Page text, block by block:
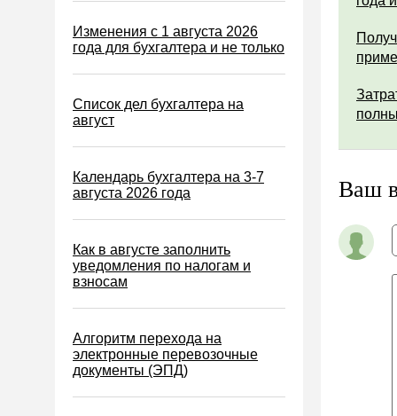
Водный налог
Экологический налог
Налог на игорный бизнес
Акцизы
Возврат и зачет налогов
Налоговые проверки
Ответственность
Статистика
Онлайн-кассы ККТ ККМ
Изменения с 1 августа 2026
года для бухгалтера и не только
Список дел бухгалтера на
август
Календарь бухгалтера на 3-7
августа 2026 года
Как в августе заполнить
уведомления по налогам и
взносам
Алгоритм перехода на
электронные перевозочные
документы (ЭПД)
Ваш